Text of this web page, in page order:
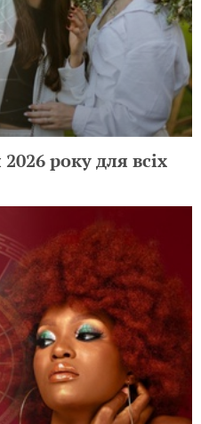
року для всіх